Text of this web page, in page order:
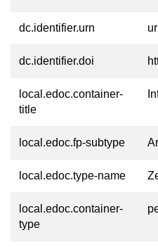
dc.identifier.urn
dc.identifier.doi
local.edoc.container-
title
local.edoc.fp-subtype
local.edoc.type-name
local.edoc.container-
type